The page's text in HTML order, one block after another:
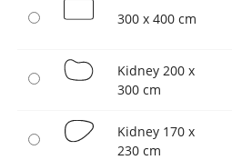
300 x 400 cm
Kidney 200 x
300 cm
Kidney 170 x
230 cm